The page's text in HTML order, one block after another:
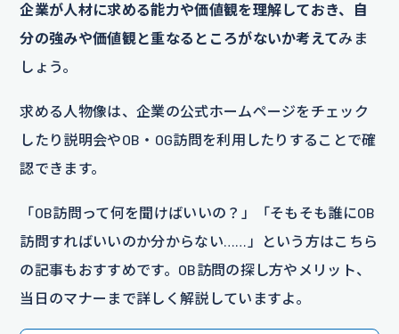
企業が人材に求める能力や価値観を理解しておき、自
分の強みや価値観と重なるところがないか考えてみま
しょう。
求める人物像は、企業の公式ホームページをチェック
したり説明会やOB・OG訪問を利用したりすることで確
認できます。
「OB訪問って何を聞けばいいの？」「そもそも誰にOB
訪問すればいいのか分からない……」という方はこちら
の記事もおすすめです。OB訪問の探し方やメリット、
当日のマナーまで詳しく解説していますよ。